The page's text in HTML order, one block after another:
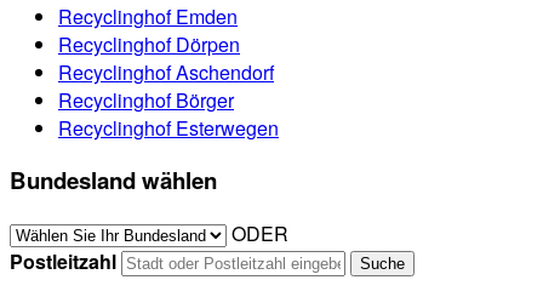
Recyclinghof Emden
Recyclinghof Dörpen
Recyclinghof Aschendorf
Recyclinghof Börger
Recyclinghof Esterwegen
Bundesland wählen
ODER
Postleitzahl